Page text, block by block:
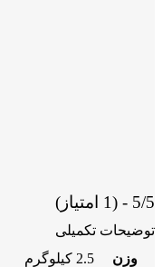
5/5 - (1 امتیاز)
توضیحات تکمیلی
وزن
2.5 کیلوگرم